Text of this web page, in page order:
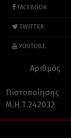
FACEBOOK
TWITTER
YOUTUBE
Αριθμός
Πιστοποίησης
Μ.Η.Τ.242032